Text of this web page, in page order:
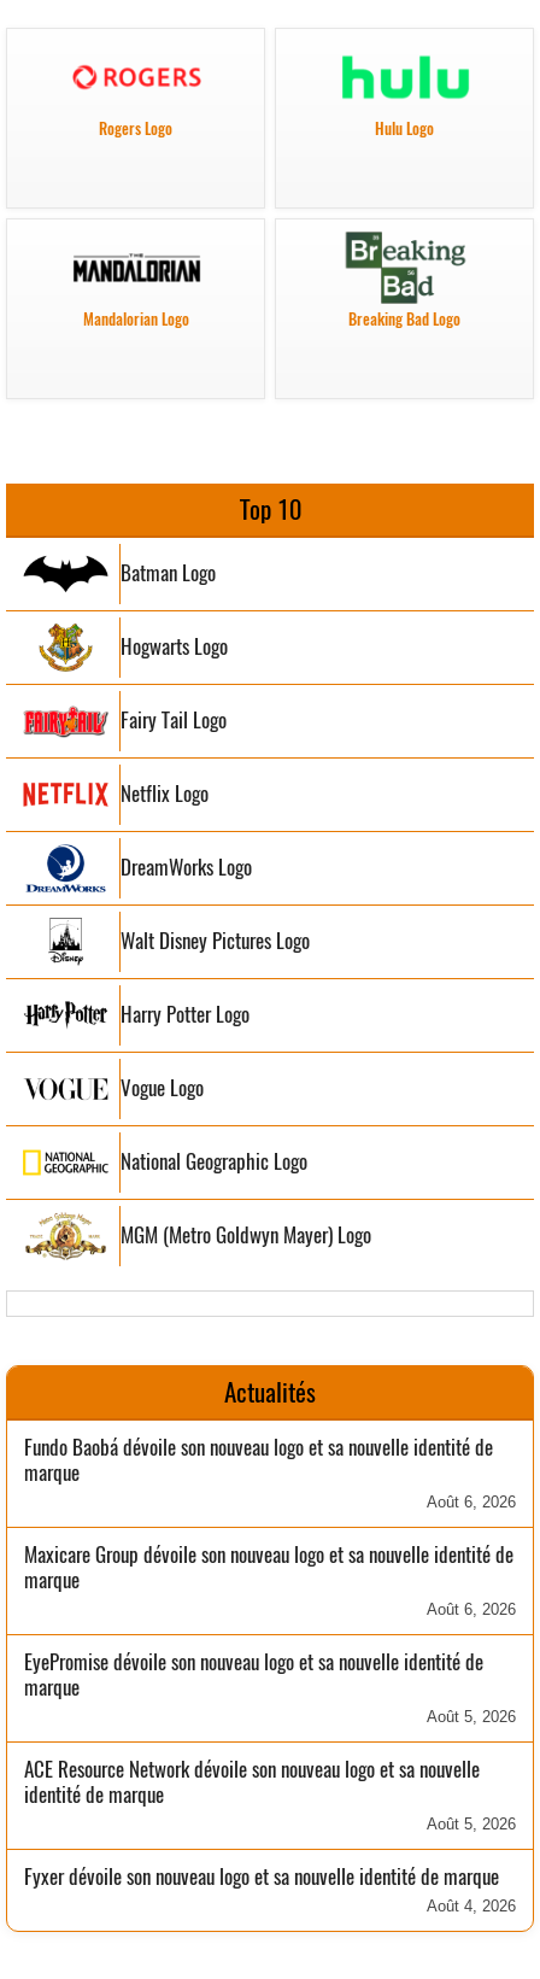
Rogers Logo Hulu Logo
Mandalorian Logo Breaking Bad Logo
Top 10
Batman Logo
Hogwarts Logo
Fairy Tail Logo
Netflix Logo
DreamWorks Logo
Walt Disney Pictures Logo
Harry Potter Logo
Vogue Logo
National Geographic Logo
MGM (Metro Goldwyn Mayer) Logo
Actualités
Fundo Baobá dévoile son nouveau logo et sa nouvelle identité de
marque
Août 6, 2026
Maxicare Group dévoile son nouveau logo et sa nouvelle identité de
marque
Août 6, 2026
EyePromise dévoile son nouveau logo et sa nouvelle identité de
marque
Août 5, 2026
ACE Resource Network dévoile son nouveau logo et sa nouvelle
identité de marque
Août 5, 2026
Fyxer dévoile son nouveau logo et sa nouvelle identité de marque
Août 4, 2026